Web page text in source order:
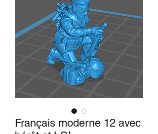
Français moderne 12 avec